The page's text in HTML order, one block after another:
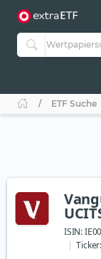
ETF Suche
ISIN:
Ticker: